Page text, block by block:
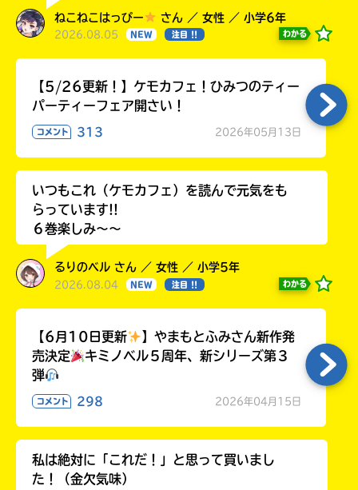
ねこねこはっぴー さん ／ 女性 ／ 小学6年
2026.08.05 NEW 注目 !! わかる
【5/26更新！】ケモカフェ！ひみつのティー
パーティーフェア開さい！
コメント 313 2026年05月13日
いつもこれ（ケモカフェ）を読んで元気をも
らっています!!
６巻楽しみ～～
るりのベル さん ／ 女性 ／ 小学5年
2026.08.04 NEW 注目 !! わかる
【6月10日更新
】やまもとふみさん新作発
売決定
キミノベル５周年、新シリーズ第３
弾
コメント 298 2026年04月15日
私は絶対に「これだ！」と思って買いまし
た！（金欠気味）